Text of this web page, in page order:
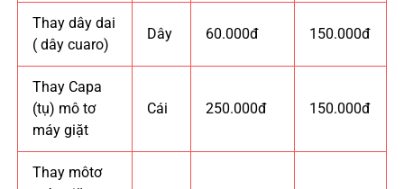
Thay dây dai
( dây cuaro)
Dây 60.000đ 150.000đ
Thay Capa
(tụ) mô tơ
máy giặt
Cái 250.000đ 150.000đ
Thay môtơ